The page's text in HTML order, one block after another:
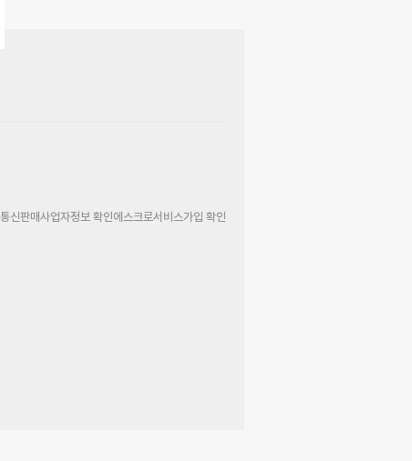
통신판매사업자정보 확인에스크로서비스가입 확인